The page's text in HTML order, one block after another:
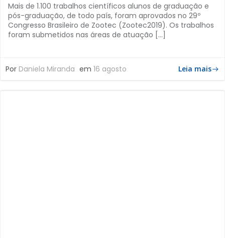
Mais de 1.100 trabalhos científicos alunos de graduação e
pós-graduação, de todo país, foram aprovados no 29º
Congresso Brasileiro de Zootec (Zootec2019). Os trabalhos
foram submetidos nas áreas de atuação […]
Por Daniela Miranda em 16 agosto Leia mais